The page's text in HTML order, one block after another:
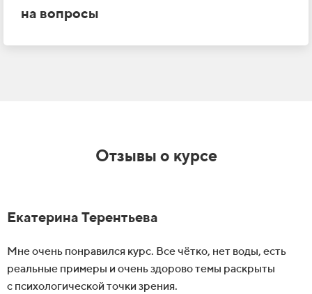
на вопросы
Отзывы о курсе
Екатерина Терентьева
Мне очень понравился курс. Все чётко, нет воды, есть
реальные примеры и очень здорово темы раскрыты
с психологической точки зрения.